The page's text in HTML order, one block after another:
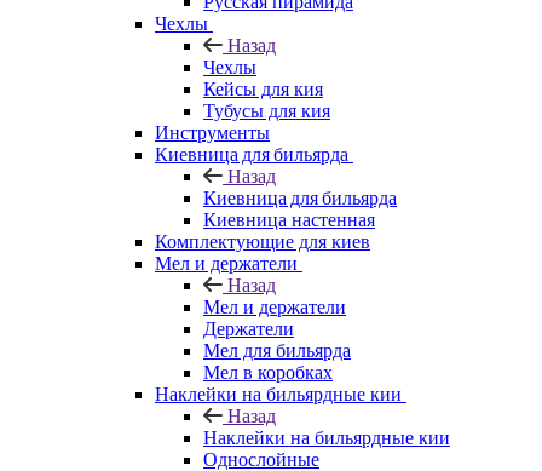
Чехлы
Назад
Чехлы
Кейсы для кия
Тубусы для кия
Инструменты
Киевница для бильярда
Назад
Киевница для бильярда
Киевница настенная
Комплектующие для киев
Мел и держатели
Назад
Мел и держатели
Держатели
Мел для бильярда
Мел в коробках
Наклейки на бильярдные кии
Назад
Наклейки на бильярдные кии
Однослойные